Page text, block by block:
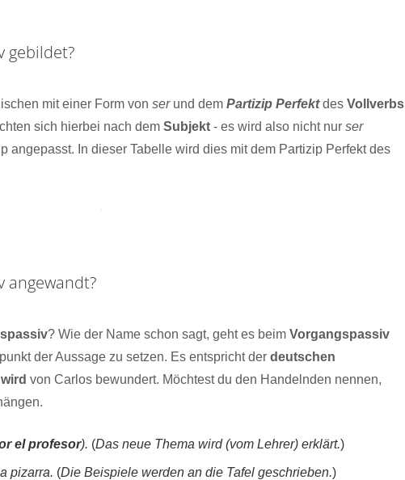
gebildet?
mit einer Form vonserund demPartizip PerfektdesVollverbs
sich hierbei nach demSubjekt - es wird also nicht nurser
angepasst. In dieser Tabelle wird dies mit dem Partizip Perfekt des
angewandt?
? Wie der Name schon sagt, geht es beimVorgangspassiv
der Aussage zu setzen. Es entspricht derdeutschen
wird von Carlos bewundert. Möchtest du den Handelnden nennen,
el profesor). (Das neue Thema wird (vom Lehrer) erklärt.)
pizarra. (Die Beispiele werden an die Tafel geschrieben.)